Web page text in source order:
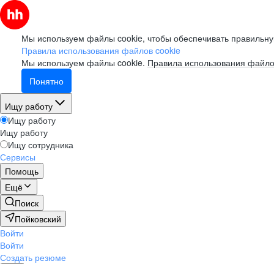
Мы используем файлы cookie, чтобы обеспечивать
Правила использования файлов cookie
Мы используем файлы cookie. Правила использования
Понятно
Ищу работу
Ищу работу
Ищу работу
Ищу сотрудника
Сервисы
Помощь
Ещё
Поиск
Пойковский
Войти
Войти
Создать резюме